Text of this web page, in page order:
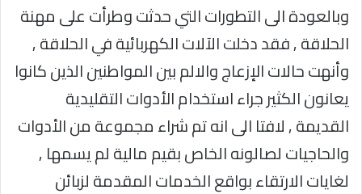
وبالعودة الى التطورات التي حدثت وطرأت على مهنة
الحلاقة , فقد دخلت الآلات الكهربائية في الحلاقة ,
وأنهت حالات الإزعاج والالم بين المواطنين الذين كانوا
يعانون الكثير جراء استخدام الأدوات التقليدية
القديمة , لافتا الى انه تم شراء مجموعة من الأدوات
والحاجيات لصالونه الخاص بقيم مالية لم يسمها ,
لغايات الارتقاء بواقع الخدمات المقدمة لزبائن